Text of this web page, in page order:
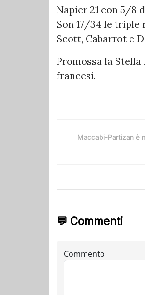
Napier 21 con 5/8
Son 17/34 le triple
Scott, Cabarrot e
Promossa la
francesi.
Maccabi-Partizan è
💬 Commenti